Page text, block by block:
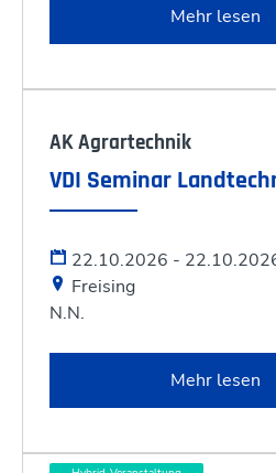
Mehr lesen
AK Agrartechnik
VDI Seminar
22.10.2026 -
Freising
N.N.
Mehr lesen